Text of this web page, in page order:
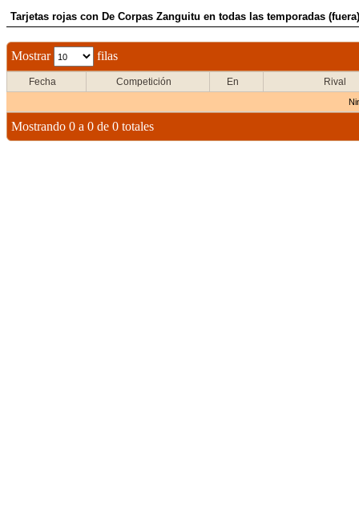
Tarjetas rojas con De Corpas Zanguitu en todas las temporadas (fuera)
Mostrar filas
Fecha Competición En Rival
Mostrando 0 a 0 de 0 totales